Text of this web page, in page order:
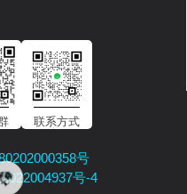
联系方式
号
号-4